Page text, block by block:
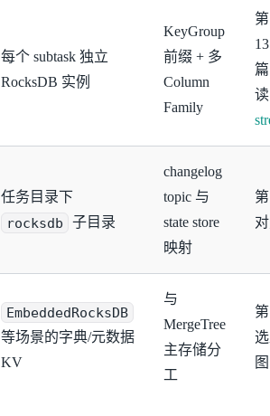
每个 subtask 独立
RocksDB 实例
KeyGroup
前缀 + 多
Column
Family
读
任务目录下
rocksdb 子目录
changelog
topic 与
state store
映射
EmbeddedRocksDB
等场景的字典/元数据
KV
与
MergeTree
主存储分
工
图